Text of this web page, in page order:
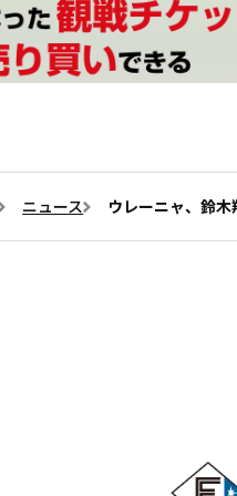
ニュース ウレーニャ、鈴